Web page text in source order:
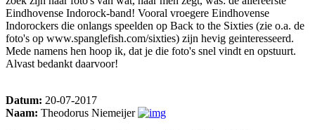
Eindhovense Indorock-band! Vooral vroegere Eindhovense
Indorockers die onlangs speelden op Back to the Sixties (zie o.a. de
foto's op www.spanglefish.com/sixties) zijn hevig geinteresseerd.
Mede namens hen hoop ik, dat je die foto's snel vindt en opstuurt.
Alvast bedankt daarvoor!
Datum: 20-07-2017
Naam: Theodorus Niemeijer